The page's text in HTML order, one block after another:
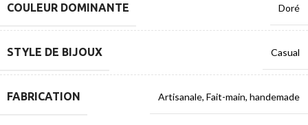
COULEUR DOMINANTE Doré
STYLE DE BIJOUX Casual
FABRICATION Artisanale, Fait-main, handemade